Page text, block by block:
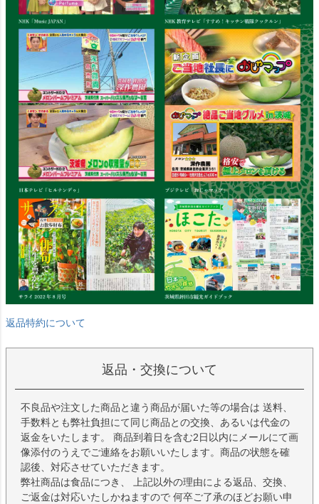
返品特約について
返品・交換について
不良品や注文した商品と違う商品が届いた等の場合は 送料、
手数料とも弊社負担にて同じ商品との交換、あるいは代金の
返金をいたします。 商品到着日を含む2日以内にメールにて画
像添付のうえでご連絡をお願いいたします。商品の状態を確
認後、対応させていただきます。
弊社商品は食品につき、 上記以外の理由による返品、交換、
ご返金は対応いたしかねますので 何卒ご了承のほどお願い申